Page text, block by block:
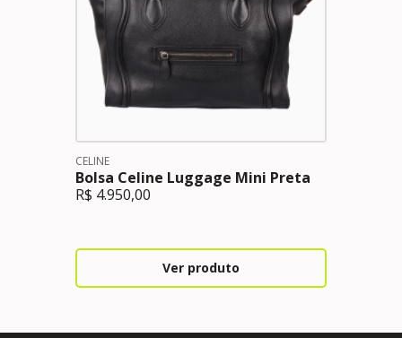
CELINE
Bolsa Celine Luggage Mini Preta
R$ 4.950,00
Ver produto